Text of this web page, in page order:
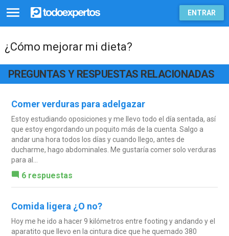
ENTRAR
¿Cómo mejorar mi dieta?
PREGUNTAS Y RESPUESTAS RELACIONADAS
Comer verduras para adelgazar
Estoy estudiando oposiciones y me llevo todo el día sentada, así
que estoy engordando un poquito más de la cuenta. Salgo a
andar una hora todos los días y cuando llego, antes de
ducharme, hago abdominales. Me gustaría comer solo verduras
para al...
6 respuestas
Comida ligera ¿O no?
Hoy me he ido a hacer 9 kilómetros entre footing y andando y el
aparatito que llevo en la cintura dice que he quemado 380